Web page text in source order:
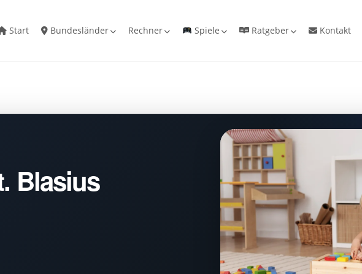
Start Bundesländer Rechner Spiele Ratgeber Kontakt
Blasius